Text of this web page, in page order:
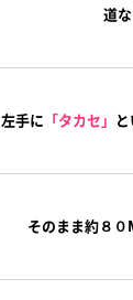
道
左手に 「タカセ」
そのまま約８０